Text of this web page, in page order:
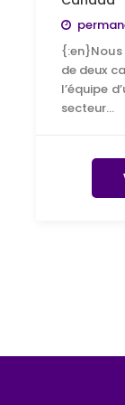
de deux
l’équipe
secteur…